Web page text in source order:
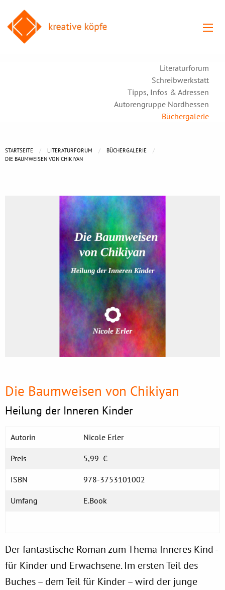
Literaturforum
Schreibwerkstatt
Tipps, Infos & Adressen
Autorengruppe Nordhessen
Büchergalerie
STARTSEITE LITERATURFORUM
BÜCHERGALERIE
DIE BAUMWEISEN VON CHIKIYAN
Die Baumweisen von Chikiyan
Heilung der Inneren Kinder
Autorin Nicole Erler
Preis 5,99 €
ISBN 978-3753101002
Umfang E.Book
Der fantastische Roman zum Thema Inneres Kind -
für Kinder und Erwachsene. Im ersten Teil des
Buches – dem Teil für Kinder – wird der junge